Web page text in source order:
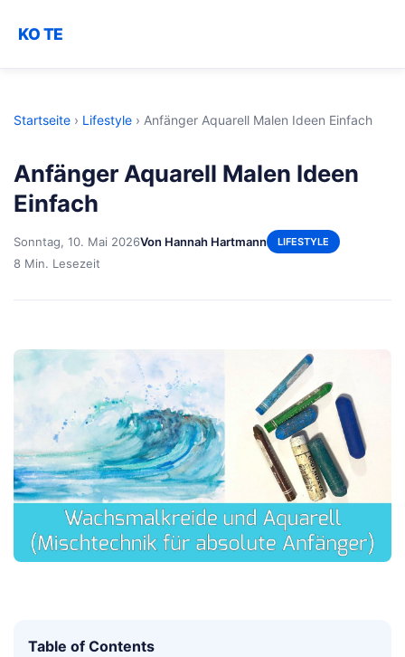
KO TE
Startseite › Lifestyle › Anfänger Aquarell Malen Ideen Einfach
Anfänger Aquarell Malen Ideen
Einfach
Sonntag, 10. Mai 2026Von Hannah Hartmann LIFESTYLE
8 Min. Lesezeit
Table of Contents